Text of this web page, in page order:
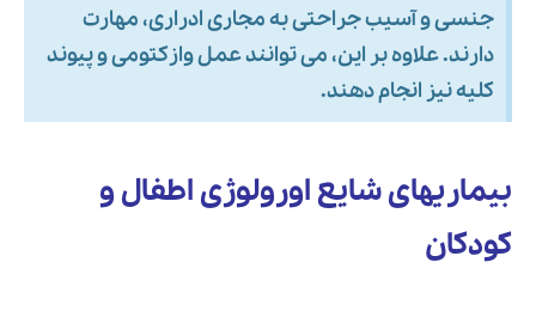
جنسی و آسیب جراحتی به مجاری ادراری، مهارت
دارند. علاوه بر این، می توانند عمل وازکتومی و پیوند
کلیه نیز انجام دهند.
بیماریهای شایع اورولوژی اطفال و
کودکان